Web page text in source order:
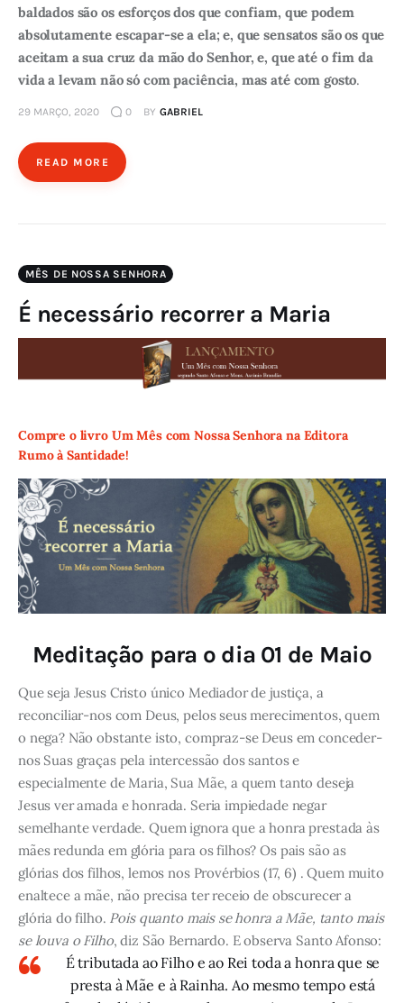
baldados são os esforços dos que confiam, que podem
absolutamente escapar-se a ela; e, que sensatos são os que
aceitam a sua cruz da mão do Senhor, e, que até o fim da
vida a levam não só com paciência, mas até com gosto.
29 MARÇO, 2020 0 BY GABRIEL
READ MORE
MÊS DE NOSSA SENHORA
É necessário recorrer a Maria
Compre o livro Um Mês com Nossa Senhora na Editora
Rumo à Santidade!
Meditação para o dia 01 de Maio
Que seja Jesus Cristo único Mediador de justiça, a
reconciliar-nos com Deus, pelos seus merecimentos, quem
o nega? Não obstante isto, compraz-se Deus em conceder-
nos Suas graças pela intercessão dos santos e
especialmente de Maria, Sua Mãe, a quem tanto deseja
Jesus ver amada e honrada. Seria impiedade negar
semelhante verdade. Quem ignora que a honra prestada às
mães redunda em glória para os filhos? Os pais são as
glórias dos filhos, lemos nos Provérbios (17, 6) . Quem muito
enaltece a mãe, não precisa ter receio de obscurecer a
glória do filho. Pois quanto mais se honra a Mãe, tanto mais
se louva o Filho, diz São Bernardo. E observa Santo Afonso:
É tributada ao Filho e ao Rei toda a honra que se
presta à Mãe e à Rainha. Ao mesmo tempo está